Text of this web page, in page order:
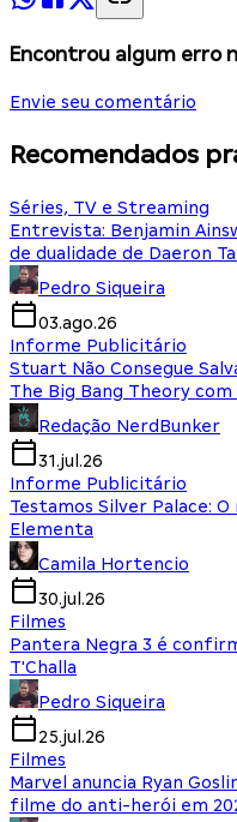
Encontrou algum erro
Envie seu comentário
Recomendados
Séries, TV e Streaming
Entrevista: Benjamin
de dualidade de Daeron
Pedro Siqueira
03.ago.26
Informe Publicitário
Stuart Não Consegue
The Big Bang Theory
Redação NerdBunker
31.jul.26
Informe Publicitário
Testamos Silver Palace:
Elementa
Camila Hortencio
30.jul.26
Filmes
Pantera Negra 3 é
T'Challa
Pedro Siqueira
25.jul.26
Filmes
Marvel anuncia Ryan
filme do anti-herói em